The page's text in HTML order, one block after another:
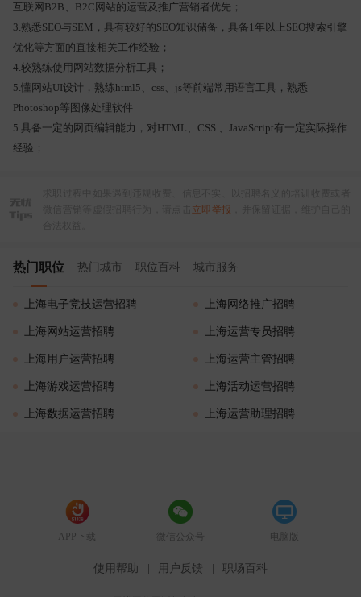
互联网B2B、B2C网站的运营及推广营销者优先；
3.熟悉SEO与SEM，具有较好的SEO知识储备，具备1年以上SEO搜索引擎
优化等方面的直接相关工作经验；
4.较熟练使用网站数据分析工具；
5.懂网站UI设计，熟练html5、css、js等前端常用语言工具，熟悉
Photoshop等图像处理软件
5.具备一定的网页编辑能力，对HTML、CSS 、JavaScript有一定实际操作
经验；
立即举报
热门职位 热门城市 职位百科 城市服务
上海电子竞技运营招聘 上海网络推广招聘
上海网站运营招聘 上海运营专员招聘
上海用户运营招聘 上海运营主管招聘
上海游戏运营招聘 上海活动运营招聘
上海数据运营招聘 上海运营助理招聘
APP下载 微信公众号 电脑版
使用帮助 用户反馈 职场百科